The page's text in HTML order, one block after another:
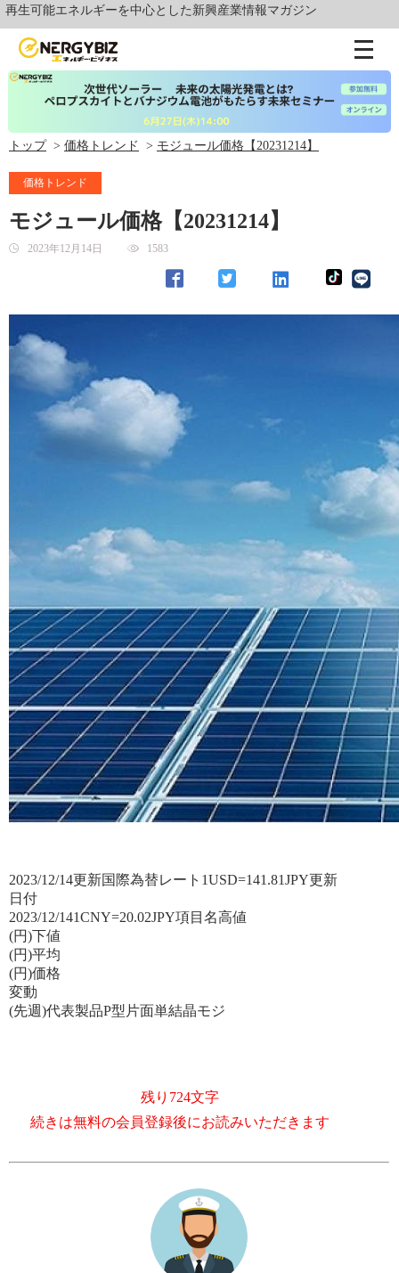
能エネルギーを中心とした新興産業情報マガジン
トップ 価格トレンド モジュール価格【20231214】
価格トレンド
モジュール価格【20231214】
2023年12月14日 1583
2023/12/14更新国際為替レート 1USD=141.81JPY更新
日付
2023/12/141CNY=20.02JPY項目名高値
(円)下値
(円)平均
(円)価格
変動
(先週)代表製品P型片面単結晶モジ
残り724文字
続きは無料の会員登録後にお読みいただきます